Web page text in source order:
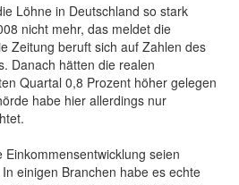
Löhne in Deutschland so stark
nicht mehr, das meldet die
Zeitung beruft sich auf Zahlen des
Danach hätten die realen
Quartal 0,8 Prozent höher gelegen
habe hier allerdings nur
seien
einigen Branchen habe es echte